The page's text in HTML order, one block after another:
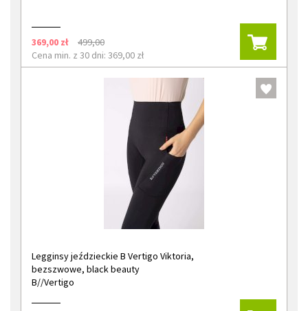
369,00 zł
499,00
Cena min. z 30 dni: 369,00 zł
Legginsy jeździeckie B Vertigo Viktoria,
bezszwowe, black beauty
B//Vertigo